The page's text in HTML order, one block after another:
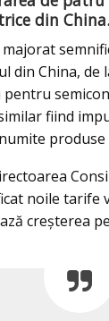
din
din China, de
fiind
produse
noile tarife
creşterea